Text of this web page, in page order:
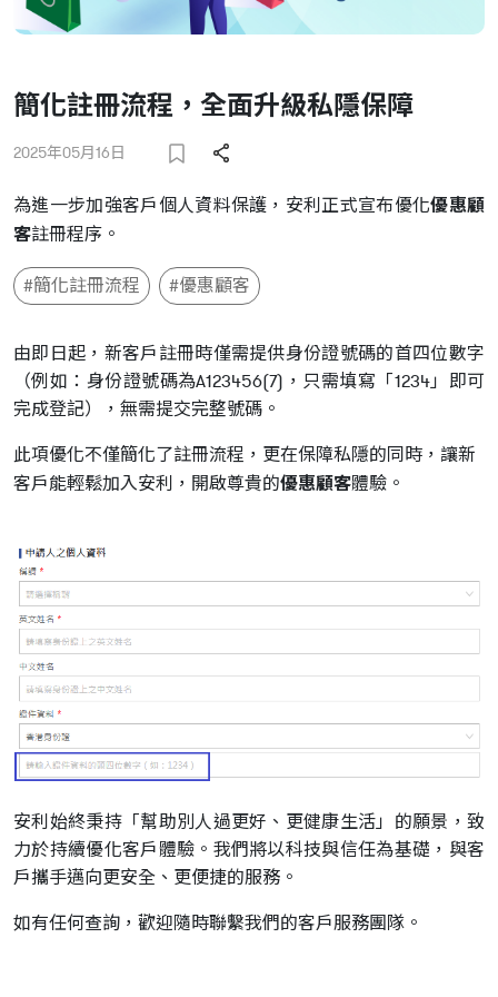
簡化註冊流程，全面升級私隱保障
2025年05月16日
為進一步加強客戶個人資料保護，安利正式宣布優化優惠顧
客註冊程序。
#簡化註冊流程 #優惠顧客
由即日起，新客戶註冊時僅需提供身份證號碼的首四位數字
（例如：身份證號碼為A123456(7)，只需填寫「1234」即可
完成登記），無需提交完整號碼。
此項優化不僅簡化了註冊流程，更在保障私隱的同時，讓新
客戶能輕鬆加入安利，開啟尊貴的優惠顧客體驗。
安利始終秉持「幫助別人過更好、更健康生活」的願景，致
力於持續優化客戶體驗。我們將以科技與信任為基礎，與客
戶攜手邁向更安全、更便捷的服務。
如有任何查詢，歡迎隨時聯繫我們的客戶服務團隊。